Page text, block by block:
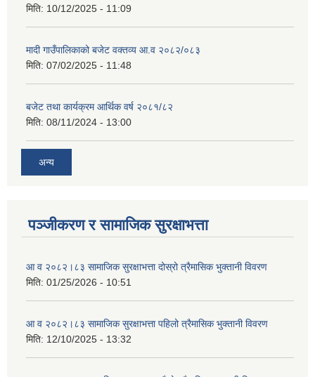
मिति: 10/12/2025 - 11:09
मादी गाउँपालिकाको बजेट वक्तव्य आ.व २०८२/०८३
मिति: 07/02/2025 - 11:48
बजेट तथा कार्यक्रम आर्थिक वर्ष २०८१/८२
मिति: 08/11/2024 - 13:00
अन्य
पञ्जीकरण र सामाजिक सुरक्षाभत्ता
आ व २०८२।८३ सामाजिक सुरक्षाभत्ता दोस्रो त्रैमासिक भुक्तानी विवरण
मिति: 01/25/2026 - 10:51
आ व २०८२।८३ सामाजिक सुरक्षाभत्ता पहिलो त्रैमासिक भुक्तानी विवरण
मिति: 12/10/2025 - 13:32